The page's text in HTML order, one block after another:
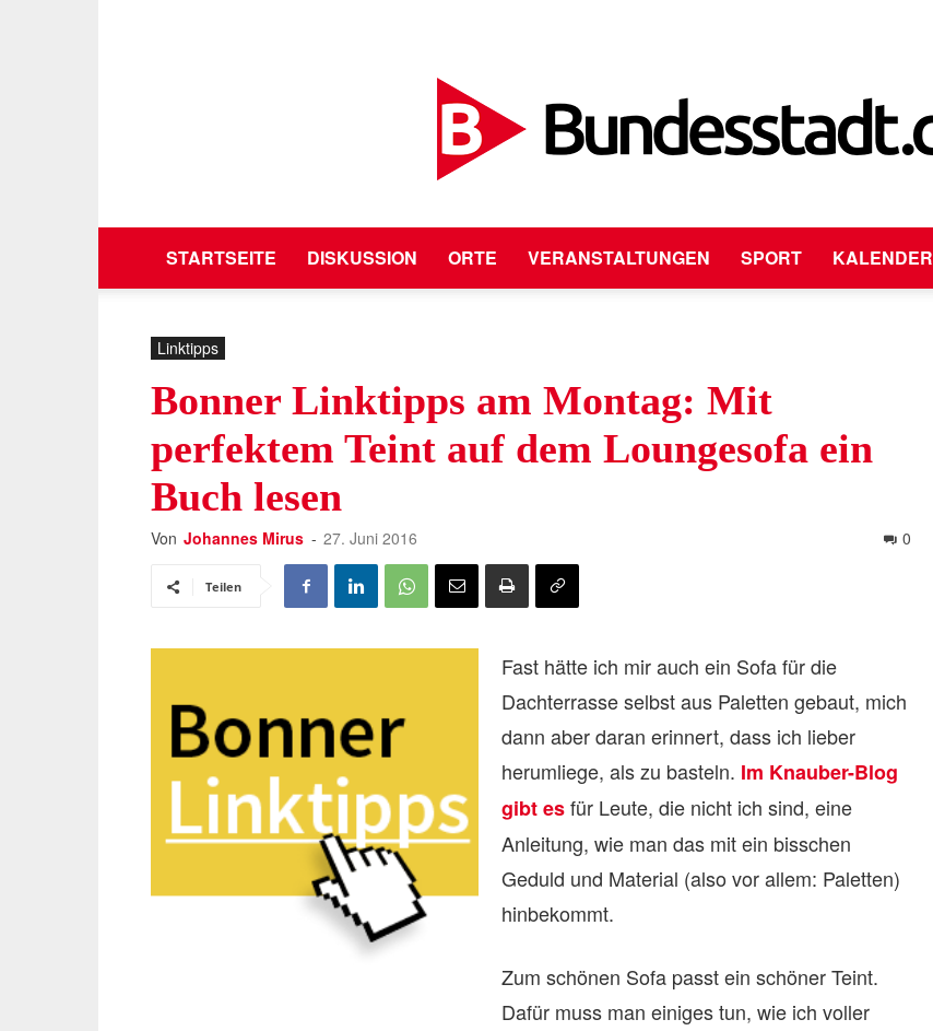
Bundesstadt.com
STARTSEITE DISKUSSION ORTE VERANSTALTUNGEN SPORT KALENDER
Linktipps
Bonner Linktipps am Montag: Mit
perfektem Teint auf dem Loungesofa ein
Buch lesen
Von Johannes Mirus - 27. Juni 2016 0
Teilen
Fast hätte ich mir auch ein Sofa für die
Dachterrasse selbst aus Paletten gebaut, mich
dann aber daran erinnert, dass ich lieber
herumliege, als zu basteln. Im Knauber-Blog
gibt esfür Leute, die nicht ich sind, eine
Anleitung, wie man das mit ein bisschen
Geduld und Material (also vor allem: Paletten)
hinbekommt.
Zum schönen Sofa passt ein schöner Teint.
Dafür muss man einiges tun, wie ich voller